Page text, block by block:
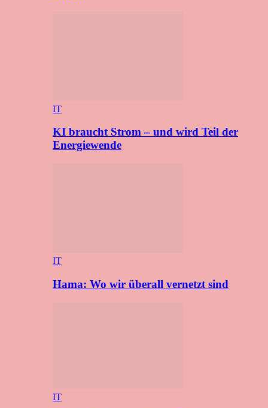
IT
KI braucht Strom – und wird Teil der
Energiewende
IT
Hama: Wo wir überall vernetzt sind
IT